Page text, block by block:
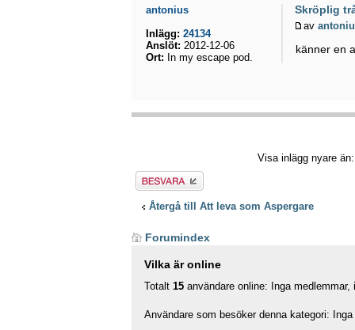
Skröplig
av
känner en
antonius
Inlägg: 24134
Anslöt: 2012-12-06
Ort: In my escape pod.
Visa inlägg nyare
Besvara
Återgå till Att leva som Aspergare
Forumindex
Vilka är online
Totalt 15 användare online: Inga
Användare som besöker denna kategori: